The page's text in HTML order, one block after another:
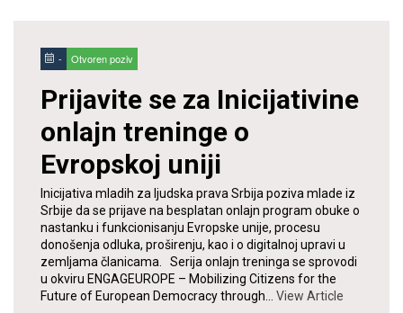
- Otvoren poziv
Prijavite se za Inicijativine
onlajn treninge o
Evropskoj uniji
Inicijativa mladih za ljudska prava Srbija poziva mlade iz
Srbije da se prijave na besplatan onlajn program obuke o
nastanku i funkcionisanju Evropske unije, procesu
donošenja odluka, proširenju, kao i o digitalnoj upravi u
zemljama članicama. Serija onlajn treninga se sprovodi
u okviru ENGAGEUROPE – Mobilizing Citizens for the
Future of European Democracy through… View Article